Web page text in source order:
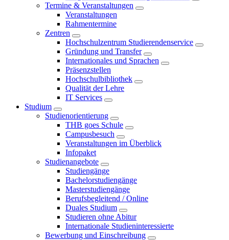
Termine & Veranstaltungen
Veranstaltungen
Rahmentermine
Zentren
Hochschulzentrum Studierendenservice
Gründung und Transfer
Internationales und Sprachen
Präsenzstellen
Hochschulbibliothek
Qualität der Lehre
IT Services
Studium
Studienorientierung
THB goes Schule
Campusbesuch
Veranstaltungen im Überblick
Infopaket
Studienangebote
Studiengänge
Bachelorstudiengänge
Masterstudiengänge
Berufsbegleitend / Online
Duales Studium
Studieren ohne Abitur
Internationale Studieninteressierte
Bewerbung und Einschreibung